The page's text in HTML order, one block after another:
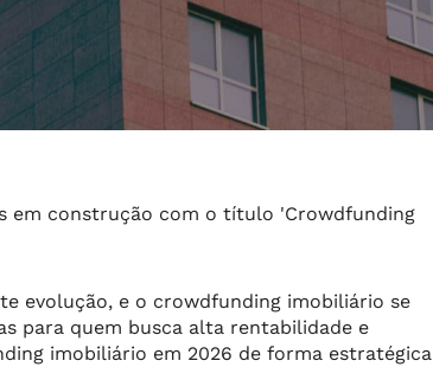
evolução, e o crowdfunding imobiliário se
para quem busca alta rentabilidade e
imobiliário em 2026 de forma estratégica